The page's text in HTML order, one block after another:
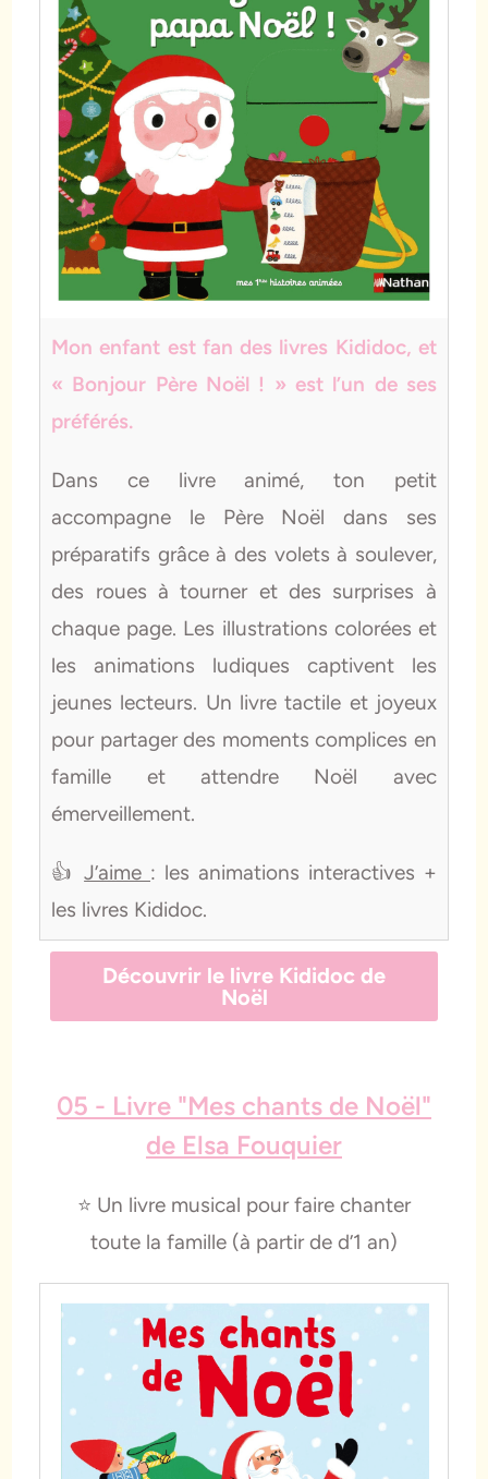
Mon enfant est fan des livres Kididoc, et
« Bonjour Père Noël ! » est l’un de ses
préférés.
Dans ce livre animé, ton petit
accompagne le Père Noël dans ses
préparatifs grâce à des volets à soulever,
des roues à tourner et des surprises à
chaque page. Les illustrations colorées et
les animations ludiques captivent les
jeunes lecteurs. Un livre tactile et joyeux
pour partager des moments complices en
famille et attendre Noël avec
émerveillement.
👍J’aime : les animations interactives +
les livres Kididoc.
Découvrir le livre Kididoc de
Noël
05 - Livre "Mes chants de Noël"
de Elsa Fouquier
⭐️ Un livre musical pour faire chanter
toute la famille (à partir de d’1 an)